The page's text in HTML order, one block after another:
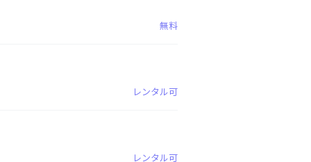
無料
レンタル可
レンタル可